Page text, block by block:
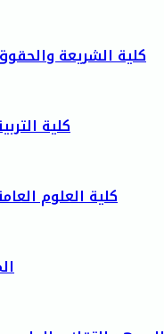
كلية الشريعة
كلية
كلية العلوم